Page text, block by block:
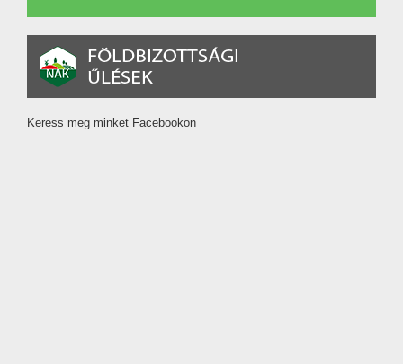
Keress meg minket Facebookon